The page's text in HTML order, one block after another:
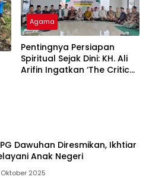
Agama
Pentingnya Persiapan
Spiritual Sejak Dini: KH. Ali
Arifin Ingatkan ‘The Critical
Dawuhan Diresmikan, Ikhtiar
Anak Negeri
Oktober 2025